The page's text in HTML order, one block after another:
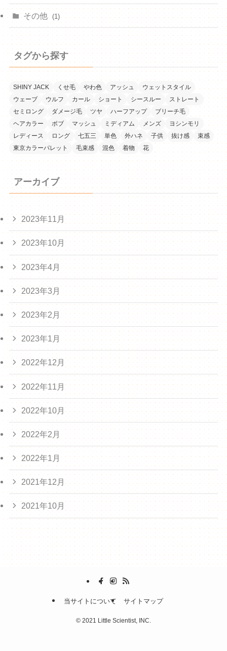
その他 (1)
タグから探す
SHINY JACK くせ毛 やわ色 アッシュ
ウェットスタイル
ウェーブ
ウルフ カール ショート シースルー
ストレート
セミロング
ダメージ毛 ツヤ ハーフアップ
ブリーチ毛
ヘアカラー
ボブ マッシュ ミディアム メンズ
ヨシンモリ
レディース
ロング 七五三 単色 外ハネ 子供 抜け感
束感
東京カラーパレット
毛束感 混色 着物 花
アーカイブ
2023年11月
2023年10月
2023年4月
2023年3月
2023年2月
2023年1月
2022年12月
2022年11月
2022年10月
2022年2月
2022年1月
2021年12月
2021年10月
当サイトについて サイトマップ
© 2021 Little Scientist, INC.